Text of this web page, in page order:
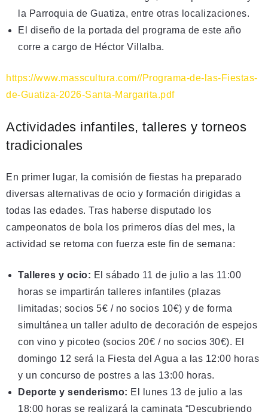
la Parroquia de Guatiza, entre otras localizaciones.
El diseño de la portada del programa de este año
corre a cargo de Héctor Villalba.
https://www.masscultura.com//Programa-de-las-Fiestas-
de-Guatiza-2026-Santa-Margarita.pdf
Actividades infantiles, talleres y torneos
tradicionales
En primer lugar, la comisión de fiestas ha preparado
diversas alternativas de ocio y formación dirigidas a
todas las edades. Tras haberse disputado los
campeonatos de bola los primeros días del mes, la
actividad se retoma con fuerza este fin de semana:
Talleres y ocio: El sábado 11 de julio a las 11:00
horas se impartirán talleres infantiles (plazas
limitadas; socios 5€ / no socios 10€) y de forma
simultánea un taller adulto de decoración de espejos
con vino y picoteo (socios 20€ / no socios 30€). El
domingo 12 será la Fiesta del Agua a las 12:00 horas
y un concurso de postres a las 13:00 horas.
Deporte y senderismo: El lunes 13 de julio a las
18:00 horas se realizará la caminata “Descubriendo